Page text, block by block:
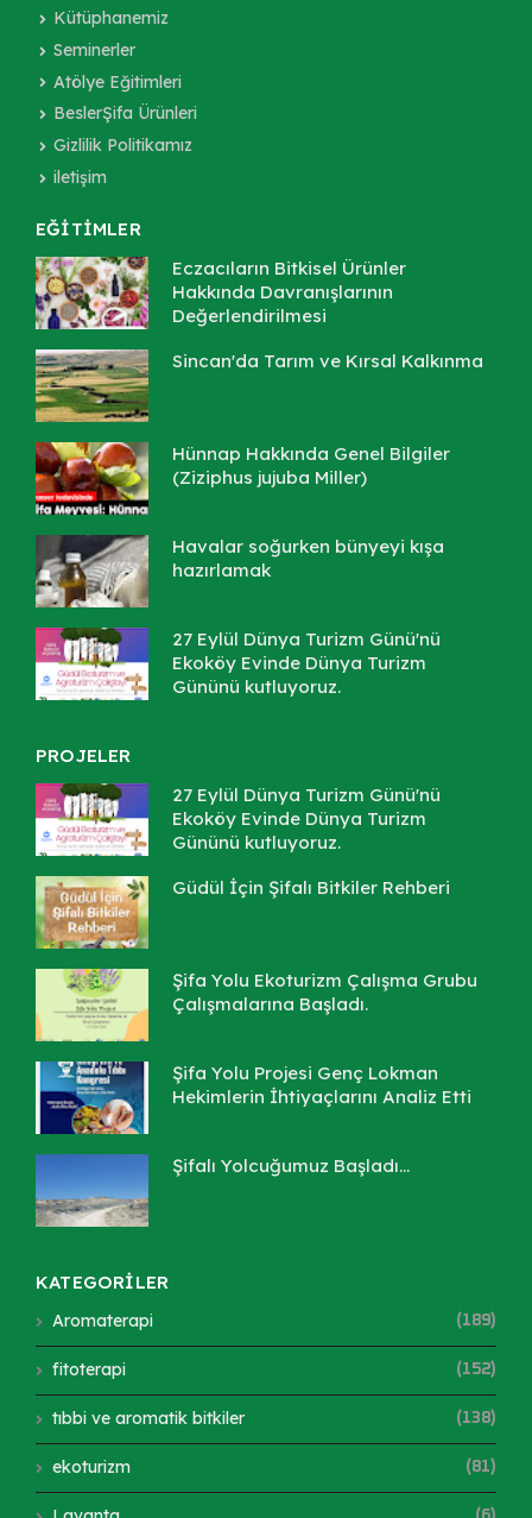
Kütüphanemiz
Seminerler
Atölye Eğitimleri
BeslerŞifa Ürünleri
Gizlilik Politikamız
iletişim
EĞİTİMLER
Eczacıların Bitkisel Ürünler
Hakkında Davranışlarının
Değerlendirilmesi
Sincan'da Tarım ve Kırsal Kalkınma
Hünnap Hakkında Genel Bilgiler
(Ziziphus jujuba Miller)
Havalar soğurken bünyeyi kışa
hazırlamak
27 Eylül Dünya Turizm Günü'nü
Ekoköy Evinde Dünya Turizm
Gününü kutluyoruz.
PROJELER
27 Eylül Dünya Turizm Günü'nü
Ekoköy Evinde Dünya Turizm
Gününü kutluyoruz.
Güdül İçin Şifalı Bitkiler Rehberi
Şifa Yolu Ekoturizm Çalışma Grubu
Çalışmalarına Başladı.
Şifa Yolu Projesi Genç Lokman
Hekimlerin İhtiyaçlarını Analiz Etti
Şifalı Yolcuğumuz Başladı...
KATEGORİLER
Aromaterapi (189)
fitoterapi (152)
tıbbi ve aromatik bitkiler (138)
ekoturizm (81)